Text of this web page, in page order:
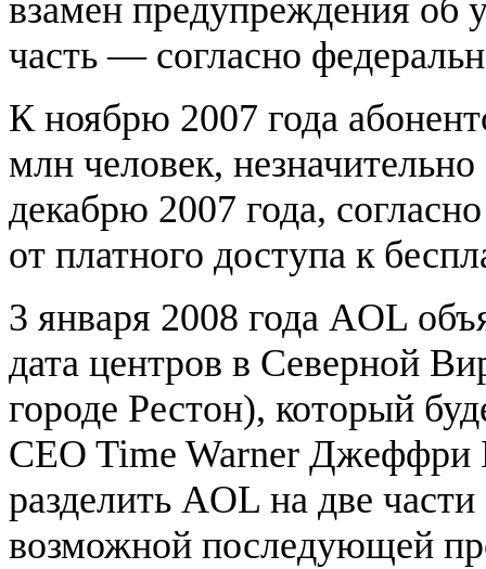
взамен предупреждения об
часть — согласно
К ноябрю 2007 года
млн человек,
декабрю 2007 года,
от платного доступа к
3 января 2008 года AOL
дата центров в Северной
городе Рестон), который
CEO Time Warner Джеффри
разделить AOL на две
возможной последующей